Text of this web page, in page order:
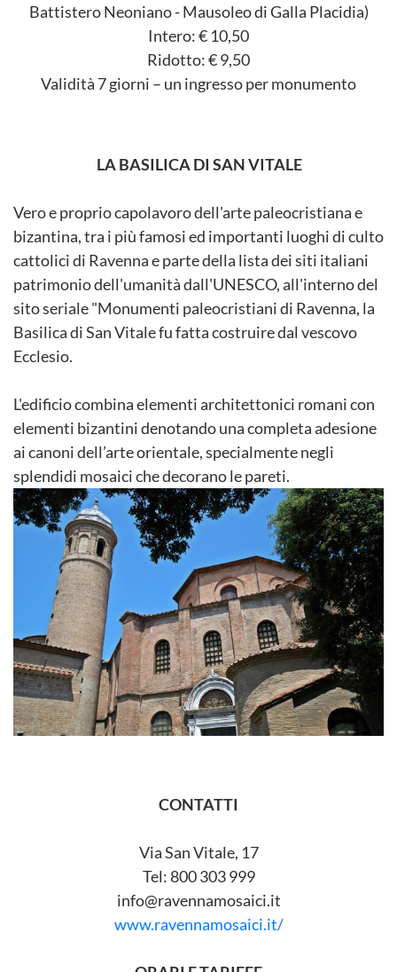
Battistero Neoniano - Mausoleo di Galla Placidia)
Intero: € 10,50
Ridotto: € 9,50
Validità 7 giorni – un ingresso per monumento
LA BASILICA DI SAN VITALE
Vero e proprio capolavoro dell'arte paleocristiana e
bizantina, tra i più famosi ed importanti luoghi di culto
cattolici di Ravenna e parte della lista dei siti italiani
patrimonio dell'umanità dall'UNESCO, all'interno del
sito seriale "Monumenti paleocristiani di Ravenna, la
Basilica di San Vitale fu fatta costruire dal vescovo
Ecclesio.
L'edificio combina elementi architettonici romani con
elementi bizantini denotando una completa adesione
ai canoni dell’arte orientale, specialmente negli
splendidi mosaici che decorano le pareti.
CONTATTI
Via San Vitale, 17
Tel: 800 303 999
info@ravennamosaici.it
www.ravennamosaici.it/